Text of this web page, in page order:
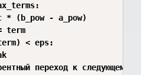
* (b_pow - a_pow)
term
< eps:
переход к следующему